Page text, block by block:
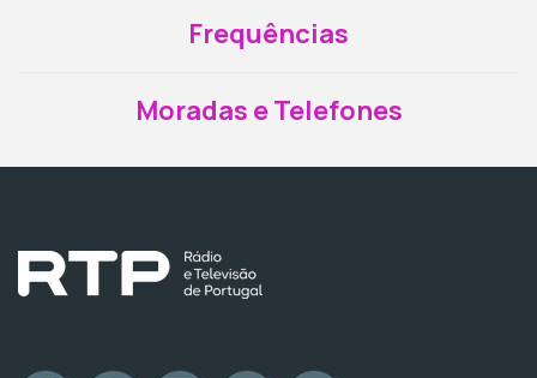
Frequências
Moradas e Telefones